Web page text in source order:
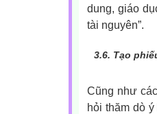
dung, giáo
tài nguyên”.
3.6. Tạo
Cũng như
hỏi thăm dò